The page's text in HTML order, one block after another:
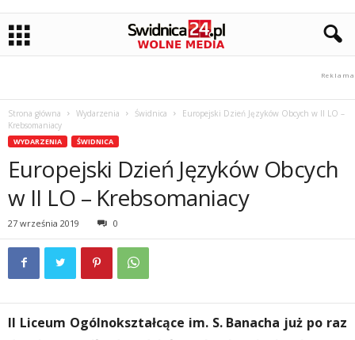
Strona główna Wydarzenia Świdnica
Europejski Dzień Języków Obcych w II LO –
Krebsomaniacy
WYDARZENIA ŚWIDNICA
Europejski Dzień Języków Obcych
w II LO – Krebsomaniacy
27 września 2019 0
II Liceum Ogólnokształcące im. S. Banacha już po raz